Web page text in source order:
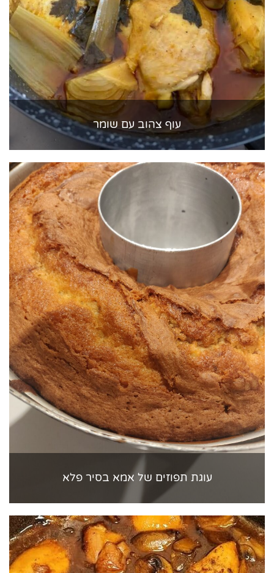
עוף צהוב עם שומר
עוגת תפוזים של אמא בסיר פלא